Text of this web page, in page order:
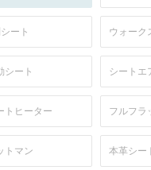
ート ウォーク
シート シートエ
トヒーター フルフラ
トマン 本革シー